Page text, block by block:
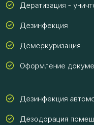
Дератизация -
Дезинфекция
Демеркуризация
Оформление
Дезинфекция
Дезодорация